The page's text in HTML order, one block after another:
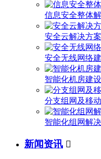
信息安全整体
安全云解决方案
安全无线网络
智能化机房建
分支组网及移
智能化组网解
新闻资讯 